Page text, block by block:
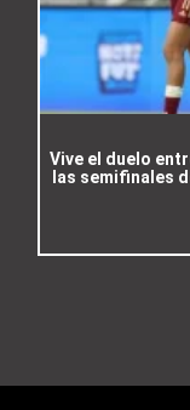
Vive el duelo
las semifinales